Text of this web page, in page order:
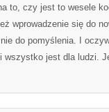
to, czy jest to wesele
wprowadzenie się do
do pomyślenia. I
wszystko jest dla ludzi.